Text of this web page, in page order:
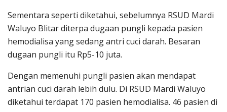
Sementara seperti diketahui, sebelumnya RSUD Mardi
Waluyo Blitar diterpa dugaan pungli kepada pasien
hemodialisa yang sedang antri cuci darah. Besaran
dugaan pungli itu Rp5-10 juta.
Dengan memenuhi pungli pasien akan mendapat
antrian cuci darah lebih dulu. Di RSUD Mardi Waluyo
diketahui terdapat 170 pasien hemodialisa. 46 pasien di